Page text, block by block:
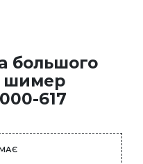
большого
шимер
617